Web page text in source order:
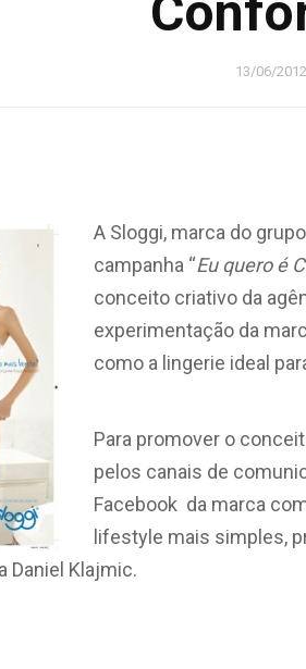
13/06/2012
A Sloggi, marca do
campanha “Eu quero é
conceito criativo da
experimentação da
como a lingerie ideal
Para promover o
pelos canais de
Facebook da marca
lifestyle mais simples,
Daniel Klajmic.